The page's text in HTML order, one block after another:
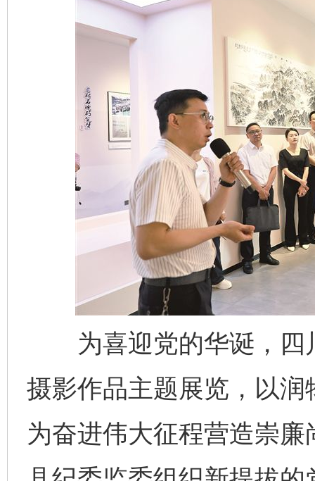
为喜迎党的华诞，四
摄影作品主题展览，以
为奋进伟大征程营造崇